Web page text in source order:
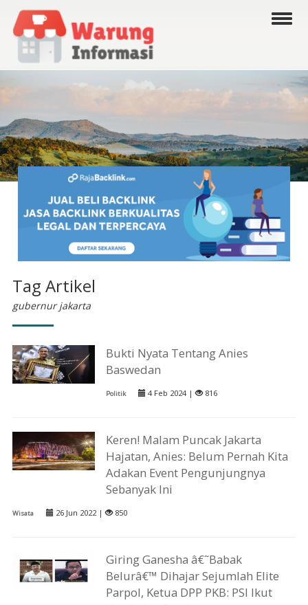
Tag Artikel
gubernur jakarta
Bukti Nyata Tentang Anies
Baswedan
Politik 4 Feb 2024 | 816
Keren! Malam Puncak Jakarta
Hajatan, Anies: Belum Pernah Kita
Adakan Event Pengunjungnya
Sebanyak Ini
Wisata 26 Jun 2022 | 850
Giring Ganesha â€˜Babak
Belurâ€™ Dihajar Sejumlah Elite
Parpol, Ketua DPP PKB: PSI Ikut